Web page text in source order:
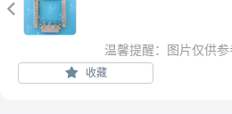

温馨提醒：图片仅供
收藏